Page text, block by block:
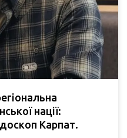
нації:
Карпат.